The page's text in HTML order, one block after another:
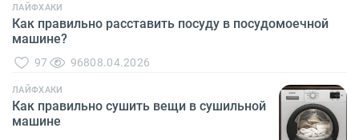
ЛАЙФХАКИ
Как правильно расставить посуду в посудомоечной
машине?
97 96808.04.2026
ЛАЙФХАКИ
Как правильно сушить вещи в сушильной
машине